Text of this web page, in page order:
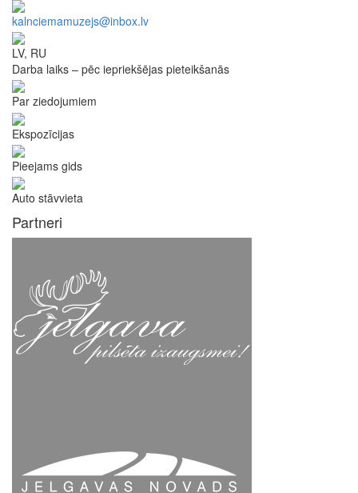
kalnciemamuzejs@inbox.lv
LV, RU
Darba laiks – pēc iepriekšējas pieteikšanās
Par ziedojumiem
Ekspozīcijas
Pieejams gids
Auto stāvvieta
Partneri